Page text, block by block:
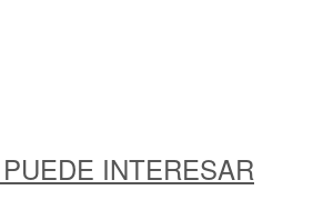
INTERESAR